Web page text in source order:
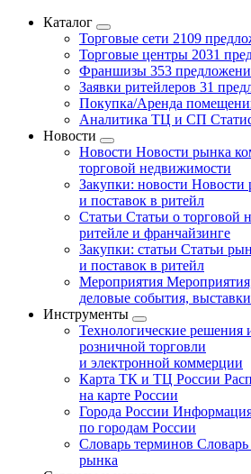
Каталог
Торговые сети 2109
Торговые центры 2031
Франшизы 353
Заявки ритейлеров 31
Покупка/Аренда
Аналитика ТЦ и СП
Новости
Новости Новости рынка
торговой недвижимости
Закупки: новости Новости
и поставок в ритейл
Статьи Статьи о торговой
ритейле и франчайзинге
Закупки: статьи Статьи
и поставок в ритейл
Мероприятия
деловые события, выставки
Инструменты
Технологические решения
розничной торговли
и электронной коммерции
Карта ТК и ТЦ России
на карте России
Города России
по городам России
Словарь терминов
рынка